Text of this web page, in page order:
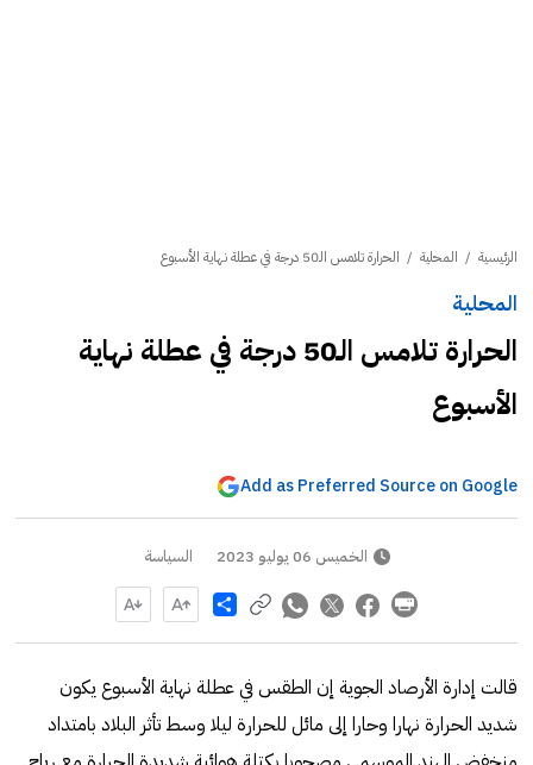
الرئيسية / المحلية / الحرارة تلامس الـ50 درجة في عطلة نهاية الأسبوع
المحلية
الحرارة تلامس الـ50 درجة في عطلة نهاية
الأسبوع
Add as Preferred Source on Google
الخميس 06 يوليو 2023 السياسة
Share
قالت إدارة الأرصاد الجوية إن الطقس في عطلة نهاية الأسبوع يكون
شديد الحرارة نهارا وحارا إلى مائل للحرارة ليلا وسط تأثر البلاد بامتداد